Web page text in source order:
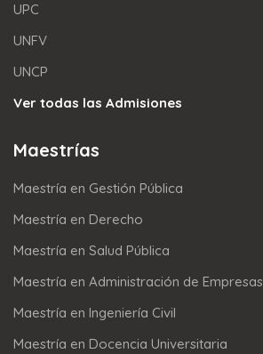
UPC
UNFV
UNCP
Ver todas las Admisiones
Maestrías
Maestría en Gestión Pública
Maestría en Derecho
Maestría en Salud Pública
Maestría en Administración de Empresas
Maestría en Ingeniería Civil
Maestría en Docencia Universitaria